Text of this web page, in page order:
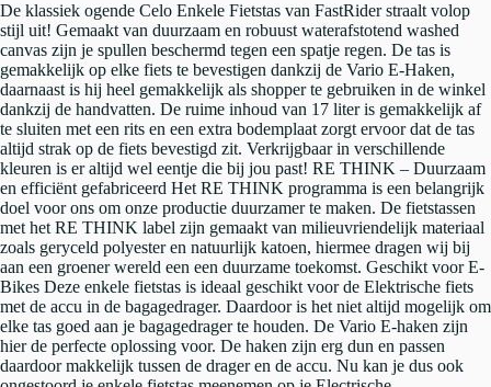
De klassiek ogende Celo Enkele Fietstas van FastRider straalt volop
stijl uit! Gemaakt van duurzaam en robuust waterafstotend washed
canvas zijn je spullen beschermd tegen een spatje regen. De tas is
gemakkelijk op elke fiets te bevestigen dankzij de Vario E-Haken,
daarnaast is hij heel gemakkelijk als shopper te gebruiken in de winkel
dankzij de handvatten. De ruime inhoud van 17 liter is gemakkelijk af
te sluiten met een rits en een extra bodemplaat zorgt ervoor dat de tas
altijd strak op de fiets bevestigd zit. Verkrijgbaar in verschillende
kleuren is er altijd wel eentje die bij jou past! RE THINK – Duurzaam
en efficiënt gefabriceerd Het RE THINK programma is een belangrijk
doel voor ons om onze productie duurzamer te maken. De fietstassen
met het RE THINK label zijn gemaakt van milieuvriendelijk materiaal
zoals geryceld polyester en natuurlijk katoen, hiermee dragen wij bij
aan een groener wereld een een duurzame toekomst. Geschikt voor E-
Bikes Deze enkele fietstas is ideaal geschikt voor de Elektrische fiets
met de accu in de bagagedrager. Daardoor is het niet altijd mogelijk om
elke tas goed aan je bagagedrager te houden. De Vario E-haken zijn
hier de perfecte oplossing voor. De haken zijn erg dun en passen
daardoor makkelijk tussen de drager en de accu. Nu kan je dus ook